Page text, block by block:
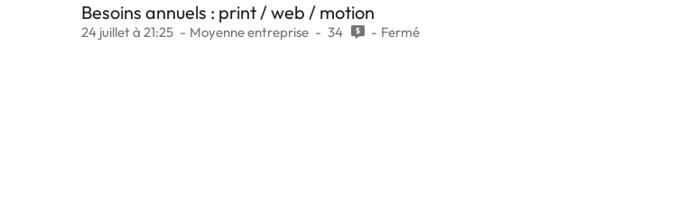
Besoins annuels : print / web / motion
24 juillet à 21:25 Moyenne entreprise 34 Fermé